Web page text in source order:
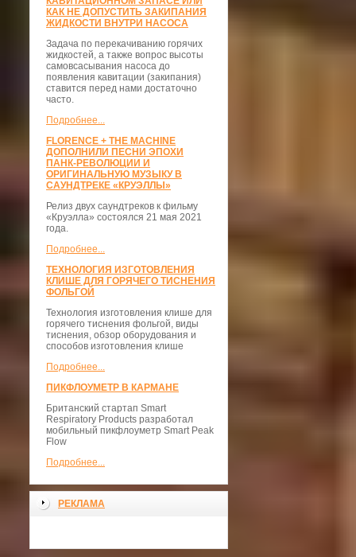
КАК НЕ ДОПУСТИТЬ ЗАКИПАНИЯ
ЖИДКОСТИ ВНУТРИ НАСОСА
Задача по перекачиванию горячих
жидкостей, а также вопрос высоты
самовсасывания насоса до
появления кавитации (закипания)
ставится перед нами достаточно
часто.
Подробнее...
FLORENCE + THE MACHINE
ДОПОЛНИЛИ ПЕСНИ ЭПОХИ
ПАНК-РЕВОЛЮЦИИ И
ОРИГИНАЛЬНУЮ МУЗЫКУ В
САУНДТРЕКЕ «КРУЭЛЛЫ»
Релиз двух саундтреков к фильму
«Круэлла» состоялся 21 мая 2021
года.
Подробнее...
ТЕХНОЛОГИЯ ИЗГОТОВЛЕНИЯ
КЛИШЕ ДЛЯ ГОРЯЧЕГО ТИСНЕНИЯ
ФОЛЬГОЙ
Технология изготовления клише для
горячего тиснения фольгой, виды
тиснения, обзор оборудования и
способов изготовления клише
Подробнее...
ПИКФЛОУМЕТР В КАРМАНЕ
Британский стартап Smart
Respiratory Products разработал
мобильный пикфлоуметр Smart Peak
Flow
Подробнее...
РЕКЛАМА